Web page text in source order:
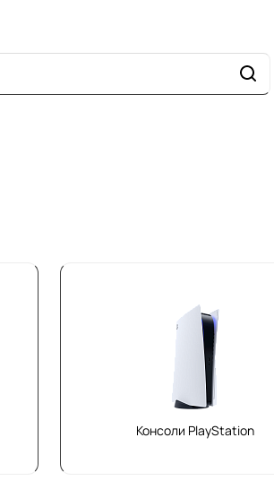
Консоли PlayStation